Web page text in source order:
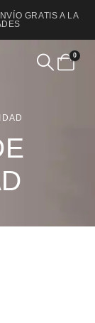
GRATIS A LA
0